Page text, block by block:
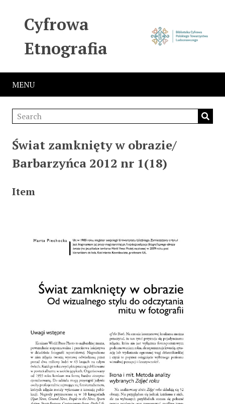
Cyfrowa
Etnografia
MENU
Świat zamknięty w obrazie/
Barbarzyńca 2012 nr 1(18)
Item